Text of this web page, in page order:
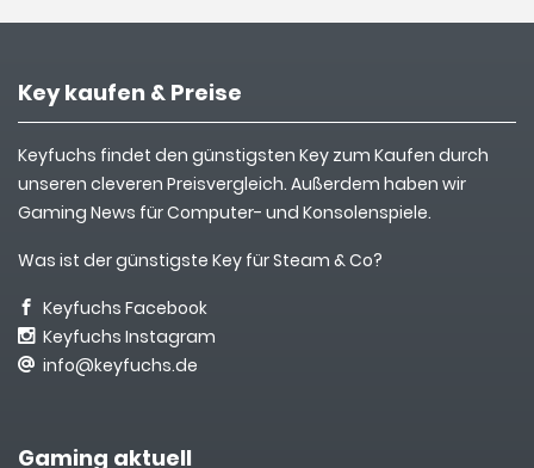
Key kaufen & Preise
Keyfuchs findet den günstigsten Key zum Kaufen durch
unseren cleveren Preisvergleich. Außerdem haben wir
Gaming News für Computer- und Konsolenspiele.
Was ist der günstigste Key für Steam & Co?
Keyfuchs Facebook
Keyfuchs Instagram
info@keyfuchs.de
Gaming aktuell